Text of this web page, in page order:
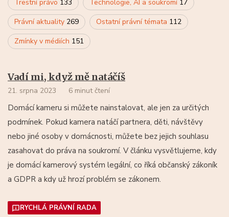
Trestní právo 133 Technologie, AI a soukromí 17
Právní aktuality 269 Ostatní právní témata 112
Zmínky v médiích 151
Vadí mi, když mě natáčíš
21. srpna 2023 6 minut čtení
Domácí kameru si můžete nainstalovat, ale jen za určitých
podmínek. Pokud kamera natáčí partnera, děti, návštěvy
nebo jiné osoby v domácnosti, můžete bez jejich souhlasu
zasahovat do práva na soukromí. V článku vysvětlujeme, kdy
je domácí kamerový systém legální, co říká občanský zákoník
a GDPR a kdy už hrozí problém se zákonem.
RYCHLÁ PRÁVNÍ RADA